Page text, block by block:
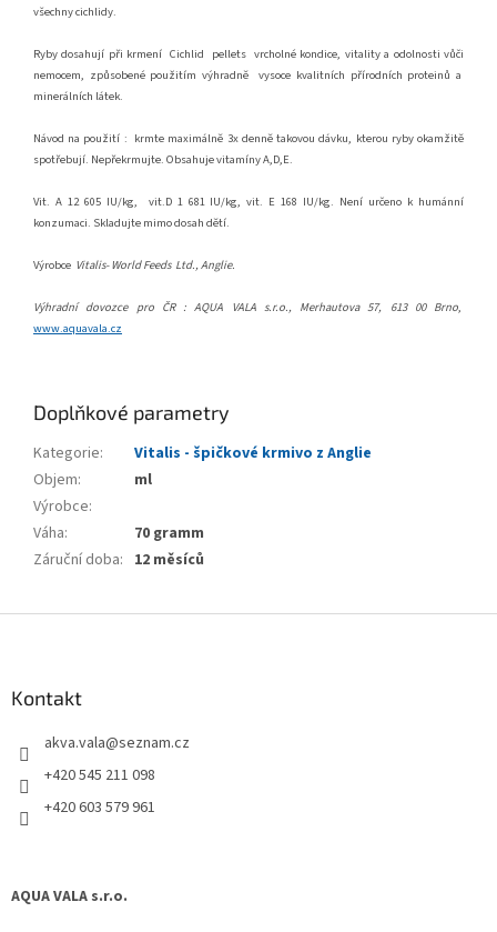
všechny cichlidy.
Ryby dosahují při krmení Cichlid pellets vrcholné kondice, vitality a odolnosti vůči
nemocem, způsobené použitím výhradně
vysoce kvalitních přírodních proteinů a
minerálních látek.
Návod na použití : krmte maximálně 3x denně takovou dávku, kterou ryby okamžitě
spotřebují. Nepřekrmujte. Obsahuje vitamíny A,D,E.
Vit. A 12 605 IU/kg,
vit.D 1 681 IU/kg, vit. E 168 IU/kg. Není určeno k humánní
konzumaci. Skladujte mimo dosah dětí.
Výrobce Vitalis- World Feeds Ltd., Anglie.
Výhradní dovozce pro ČR : AQUA VALA s.r.o., Merhautova 57, 613 00 Brno,
www.aquavala.cz
Doplňkové parametry
Kategorie:
Vitalis - špičkové krmivo z Anglie
Objem:
ml
Výrobce:
Váha:
70 gramm
Záruční doba: 12 měsíců
Kontakt
akva.vala@seznam.cz
+420 545 211 098
+420 603 579 961
AQUA VALA s.r.o.